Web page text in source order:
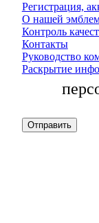
Регистрация,
О нашей
Контроль
Контакты
Руководство
Раскрытие